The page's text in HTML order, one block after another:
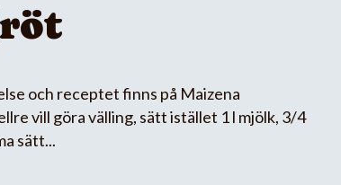
och receptet finns på Maizena
vill göra välling, sätt istället 1 l mjölk, 3/4
sätt...